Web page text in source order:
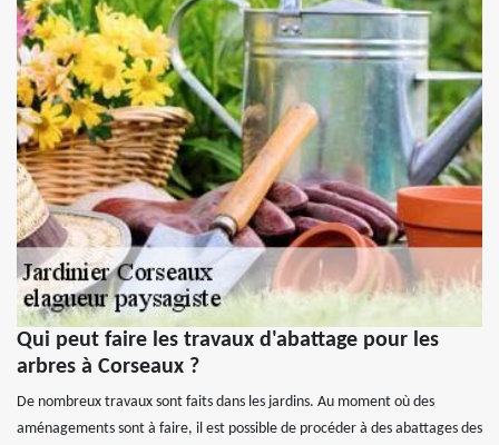
Qui peut faire les travaux d'abattage pour les
arbres à Corseaux ?
De nombreux travaux sont faits dans les jardins. Au moment où des
aménagements sont à faire, il est possible de procéder à des abattages des